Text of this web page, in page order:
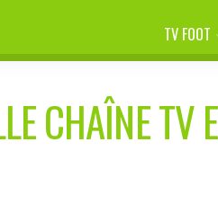
TV FOOT
CHAÎNE TV